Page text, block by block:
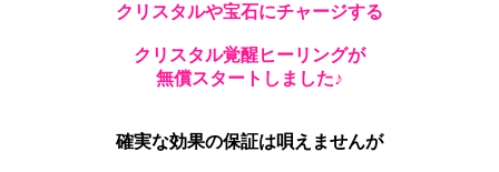
クリスタルや宝石にチャージする
クリスタル覚醒ヒーリングが
無償スタートしました♪
確実な効果の保証は唄えませんが